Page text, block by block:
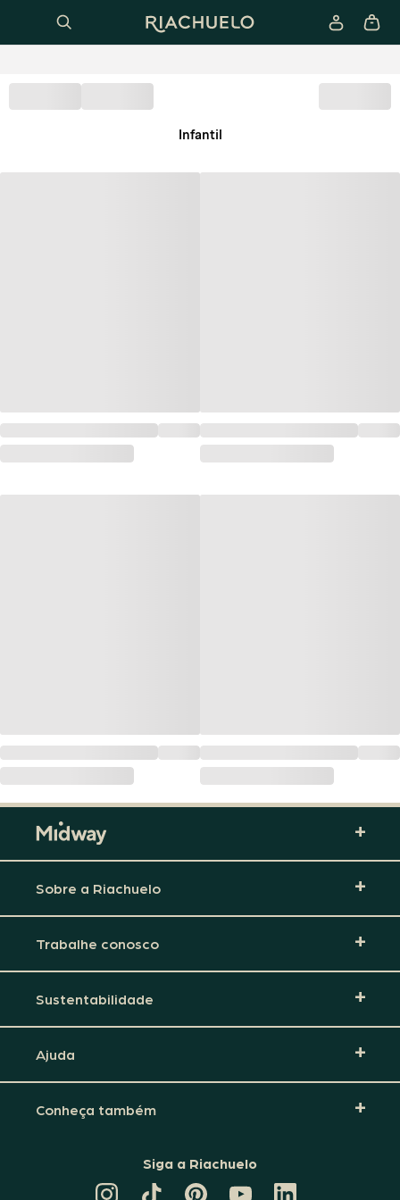
Infantil
Sobre a Riachuelo
Trabalhe conosco
Sustentabilidade
Ajuda
Conheça também
Siga a Riachuelo
CANAL